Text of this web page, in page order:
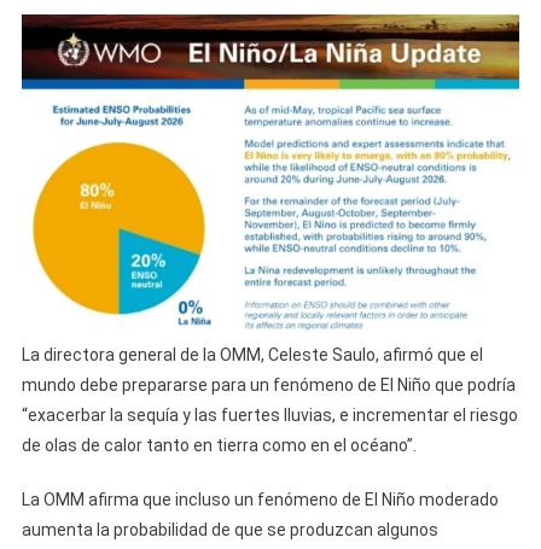
La directora general de la OMM, Celeste Saulo, afirmó que el
mundo debe prepararse para un fenómeno de El Niño que podría
“exacerbar la sequía y las fuertes lluvias, e incrementar el riesgo
de olas de calor tanto en tierra como en el océano”.
La OMM afirma que incluso un fenómeno de El Niño moderado
aumenta la probabilidad de que se produzcan algunos